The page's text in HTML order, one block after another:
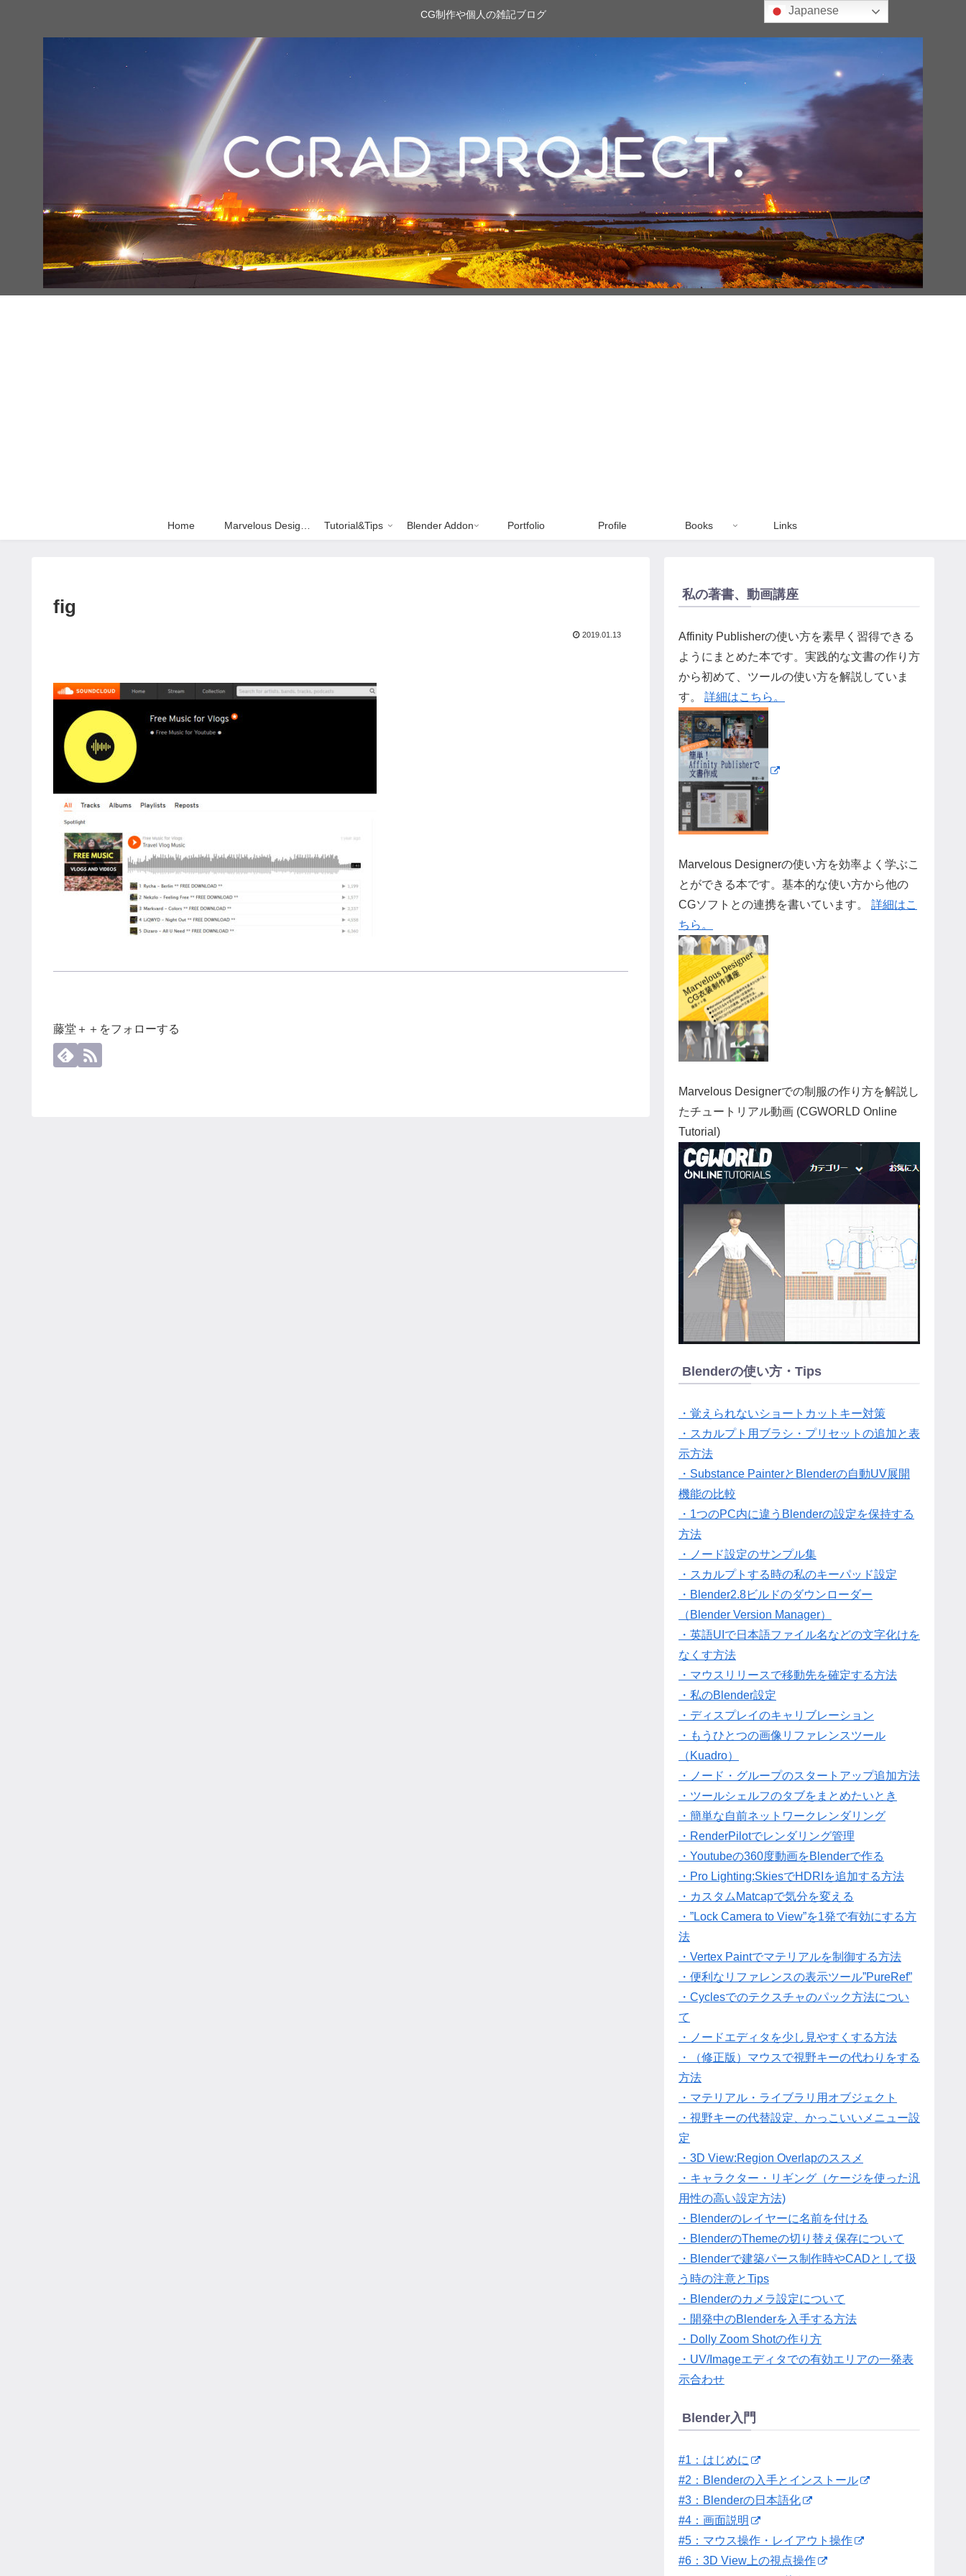
CG制作や個人の雑記ブログ
Home Tutorial&Tips Blender Addon Portfolio Profile Books Links
fig
2019.01.13
藤堂＋＋をフォローする
私の著書、動画講座
Affinity Publisherの使い方を素早く習得できる
ようにまとめた本です。実践的な文書の作り方
から初めて、ツールの使い方を解説していま
す。 詳細はこちら。
Marvelous Designerの使い方を効率よく学ぶこ
とができる本です。基本的な使い方から他の
CGソフトとの連携を書いています。 詳細はこ
ちら。
Marvelous Designerでの制服の作り方を解説し
たチュートリアル動画 (CGWORLD Online
Tutorial)
Blenderの使い方・Tips
・覚えられないショートカットキー対策
・スカルプト用ブラシ・プリセットの追加と表
示方法
・Substance PainterとBlenderの自動UV展開
機能の比較
・1つのPC内に違うBlenderの設定を保持する
方法
・ノード設定のサンプル集
・スカルプトする時の私のキーパッド設定
・Blender2.8ビルドのダウンローダー
（Blender Version Manager）
・英語UIで日本語ファイル名などの文字化けを
なくす方法
・マウスリリースで移動先を確定する方法
・私のBlender設定
・ディスプレイのキャリブレーション
・もうひとつの画像リファレンスツール
（Kuadro）
・ノード・グループのスタートアップ追加方法
・ツールシェルフのタブをまとめたいとき
・簡単な自前ネットワークレンダリング
・RenderPilotでレンダリング管理
・Youtubeの360度動画をBlenderで作る
・Pro Lighting:SkiesでHDRIを追加する方法
・カスタムMatcapで気分を変える
・”Lock Camera to View”を1発で有効にする方
法
・Vertex Paintでマテリアルを制御する方法
・便利なリファレンスの表示ツール”PureRef”
・Cyclesでのテクスチャのパック方法につい
て
・ノードエディタを少し見やすくする方法
・（修正版）マウスで視野キーの代わりをする
方法
・マテリアル・ライブラリ用オブジェクト
・視野キーの代替設定、かっこいいメニュー設
定
・3D View:Region Overlapのススメ
・キャラクター・リギング（ケージを使った汎
用性の高い設定方法)
・Blenderのレイヤーに名前を付ける
・BlenderのThemeの切り替え保存について
・Blenderで建築パース制作時やCADとして扱
う時の注意とTips
・Blenderのカメラ設定について
・開発中のBlenderを入手する方法
・Dolly Zoom Shotの作り方
・UV/Imageエディタでの有効エリアの一発表
示合わせ
Blender入門
#1：はじめに
#2：Blenderの入手とインストール
#3：Blenderの日本語化
#4：画面説明
#5：マウス操作・レイアウト操作
#6：3D View上の視点操作
Japanese